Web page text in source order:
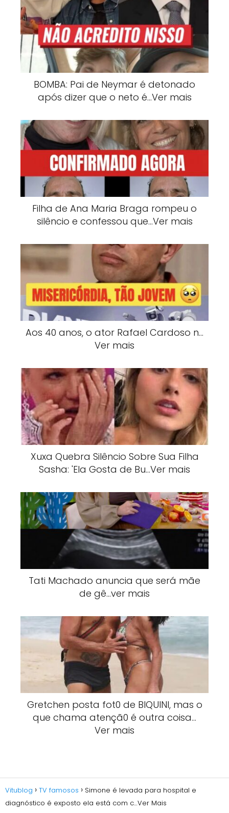
BOMBA: Pai de Neymar é detonado
após dizer que o neto é…Ver mais
Filha de Ana Maria Braga rompeu o
silêncio e confessou que…Ver mais
Aos 40 anos, o ator Rafael Cardoso n…
Ver mais
Xuxa Quebra Silêncio Sobre Sua Filha
Sasha: 'Ela Gosta de Bu…Ver mais
Tati Machado anuncia que será mãe
de gê…ver mais
Gretchen posta fot0 de BlQUlNI, mas o
que chama atençã0 é outra coisa…
Ver mais
Vitublog TV famosos
Simone é levada para hospital e
diagnóstico é exposto ela está com c…Ver Mais